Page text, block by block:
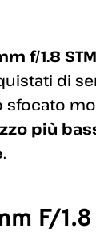
f/1.8 STM
di
sfocato
più
.
F/